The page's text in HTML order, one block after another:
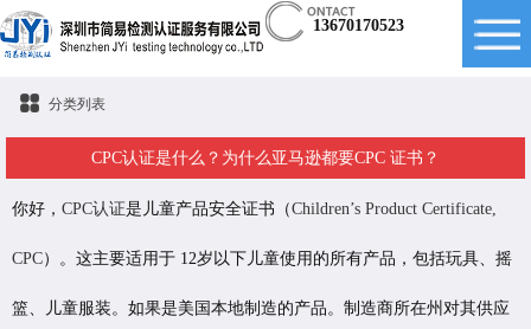
13670170523
分类列表
CPC认证是什么？为什么亚马逊都要CPC 证书？
你好， CPC认证是儿童产品安全证书（Children’s Product Certificate,
CPC）。这主要适用于 12岁以下儿童使用的所有产品，包括玩具、摇
篮、儿童服装。如果是美国本地制造的产品。制造商所在州对其供应